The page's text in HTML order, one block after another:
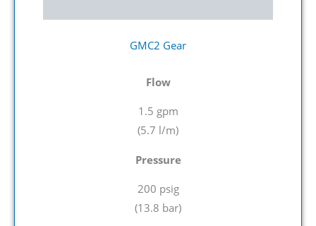
GMC2 Gear
Flow
1.5 gpm
(5.7 l/m)
Pressure
200 psig
(13.8 bar)